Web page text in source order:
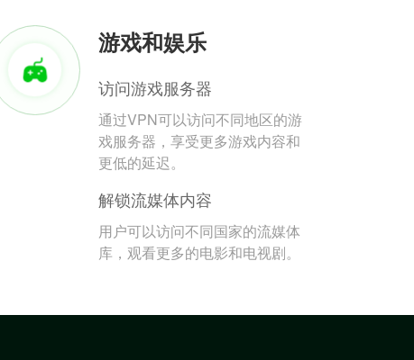
游戏和娱乐
访问游戏服务器
通过VPN可以访问不同地区的游
戏服务器，享受更多游戏内容和
更低的延迟。
解锁流媒体内容
用户可以访问不同国家的流媒体
库，观看更多的电影和电视剧。